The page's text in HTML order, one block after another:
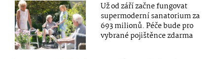
Už od září začne fungovat
supermoderní sanatorium za
693 milionů. Péče bude pro
vybrané pojištěnce zdarma